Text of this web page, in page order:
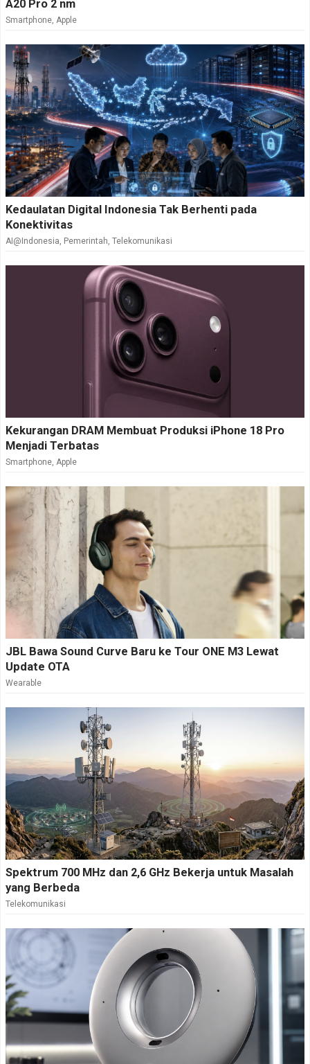
A20 Pro 2 nm
Smartphone, Apple
Kedaulatan Digital Indonesia Tak Berhenti pada
Konektivitas
AI@Indonesia, Pemerintah, Telekomunikasi
Kekurangan DRAM Membuat Produksi iPhone 18 Pro
Menjadi Terbatas
Smartphone, Apple
JBL Bawa Sound Curve Baru ke Tour ONE M3 Lewat
Update OTA
Wearable
Spektrum 700 MHz dan 2,6 GHz Bekerja untuk Masalah
yang Berbeda
Telekomunikasi